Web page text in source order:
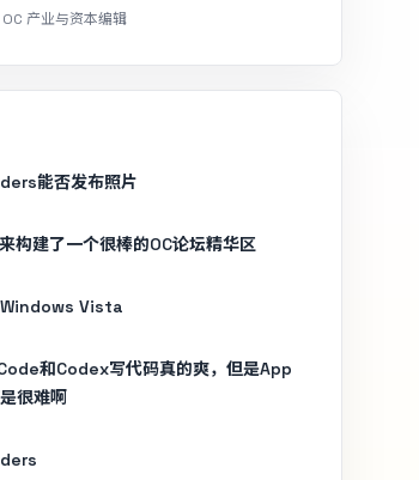
产业与资本编辑
能否发布照片
构建了一个很棒的OC论坛精华区
Vista
和Codex写代码真的爽，但是App
很难啊